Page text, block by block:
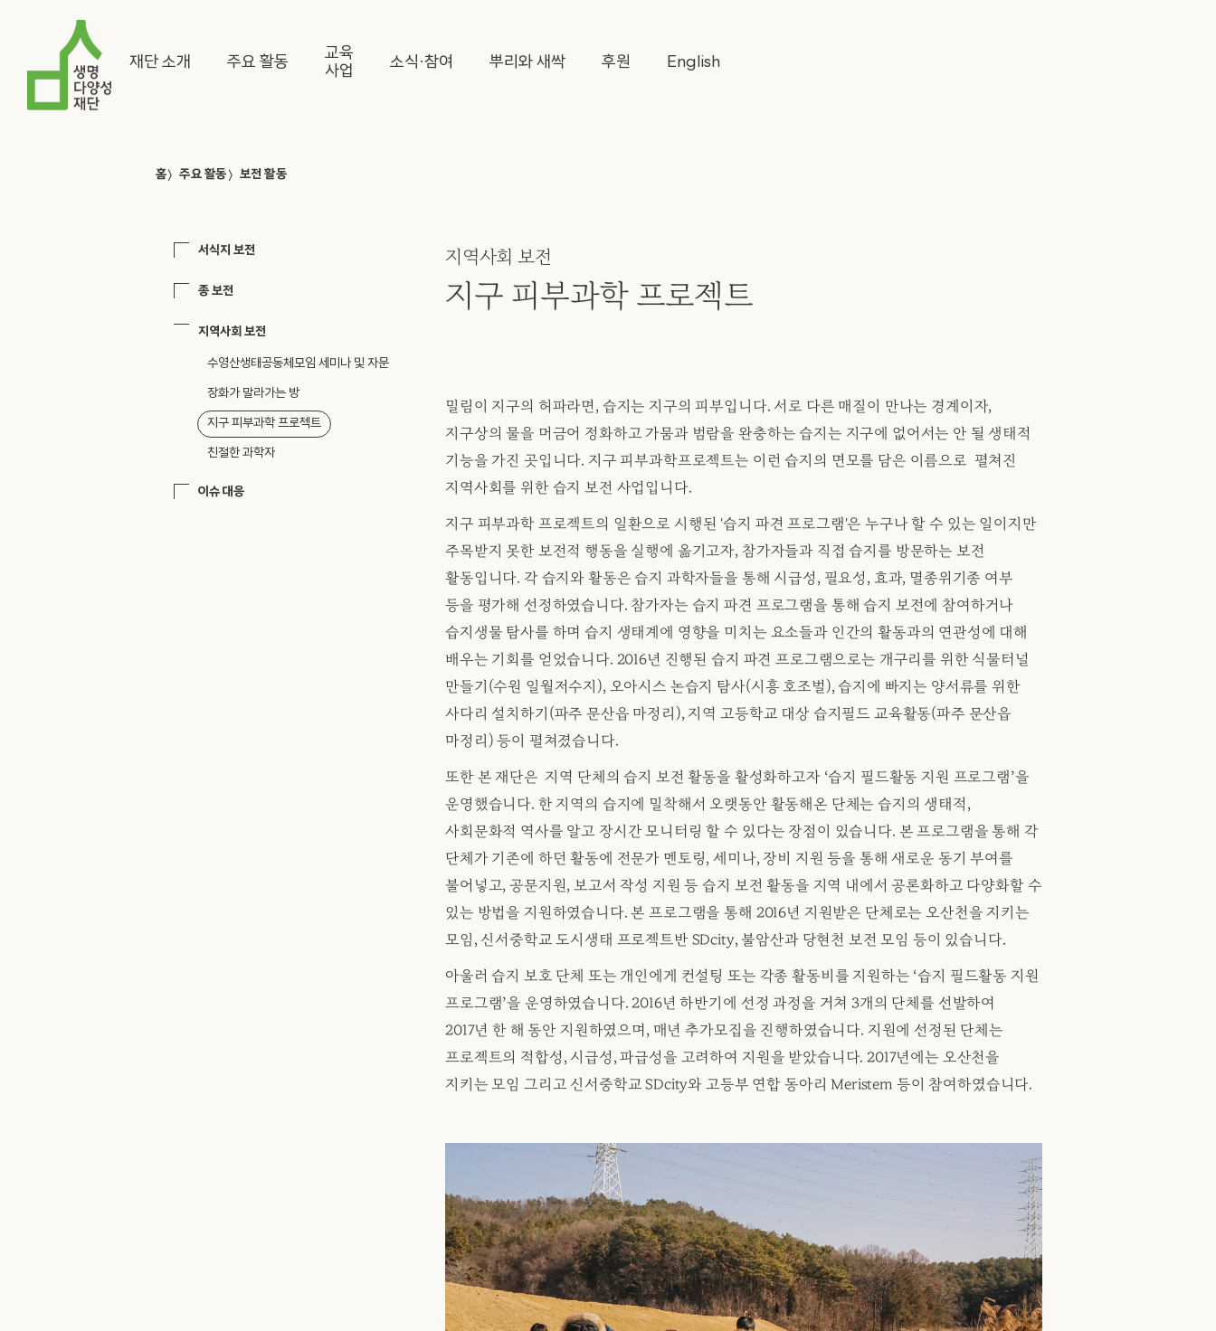
재단 소개 주요 활동
교육
사업
소식·참여 뿌리와 새싹 후원 English
홈〉주요 활동 〉 보전 활동
서식지 보전
종 보전
지역사회 보전
수영산생태공동체모임 세미나 및 자문
장화가 말라가는 방
지구 피부과학 프로젝트
친절한 과학자
이슈 대응
지역사회 보전
지구 피부과학 프로젝트
밀림이 지구의 허파라면, 습지는 지구의 피부입니다. 서로 다른 매질이 만나는 경계이자,
지구상의 물을 머금어 정화하고 가뭄과 범람을 완충하는 습지는 지구에 없어서는 안 될 생태적
기능을 가진 곳입니다. 지구 피부과학프로젝트는 이런 습지의 면모를 담은 이름으로 펼쳐진
지역사회를 위한 습지 보전 사업입니다.
지구 피부과학 프로젝트의 일환으로 시행된 '습지 파견 프로그램'은 누구나 할 수 있는 일이지만
주목받지 못한 보전적 행동을 실행에 옮기고자, 참가자들과 직접 습지를 방문하는 보전
활동입니다. 각 습지와 활동은 습지 과학자들을 통해 시급성, 필요성, 효과, 멸종위기종 여부
등을 평가해 선정하였습니다. 참가자는 습지 파견 프로그램을 통해 습지 보전에 참여하거나
습지생물 탐사를 하며 습지 생태계에 영향을 미치는 요소들과 인간의 활동과의 연관성에 대해
배우는 기회를 얻었습니다. 2016년 진행된 습지 파견 프로그램으로는 개구리를 위한 식물터널
만들기(수원 일월저수지), 오아시스 논습지 탐사(시흥 호조벌), 습지에 빠지는 양서류를 위한
사다리 설치하기(파주 문산읍 마정리), 지역 고등학교 대상 습지필드 교육활동(파주 문산읍
마정리) 등이 펼쳐졌습니다.
또한 본 재단은 지역 단체의 습지 보전 활동을 활성화하고자 ‘습지 필드활동 지원 프로그램’을
운영했습니다. 한 지역의 습지에 밀착해서 오랫동안 활동해온 단체는 습지의 생태적,
사회문화적 역사를 알고 장시간 모니터링 할 수 있다는 장점이 있습니다. 본 프로그램을 통해 각
단체가 기존에 하던 활동에 전문가 멘토링, 세미나, 장비 지원 등을 통해 새로운 동기 부여를
불어넣고, 공문지원, 보고서 작성 지원 등 습지 보전 활동을 지역 내에서 공론화하고 다양화할 수
있는 방법을 지원하였습니다. 본 프로그램을 통해 2016년 지원받은 단체로는 오산천을 지키는
모임, 신서중학교 도시생태 프로젝트반 SDcity, 불암산과 당현천 보전 모임 등이 있습니다.
아울러 습지 보호 단체 또는 개인에게 컨설팅 또는 각종 활동비를 지원하는 ‘습지 필드활동 지원
프로그램’을 운영하였습니다. 2016년 하반기에 선정 과정을 거쳐 3개의 단체를 선발하여
2017년 한 해 동안 지원하였으며, 매년 추가모집을 진행하였습니다. 지원에 선정된 단체는
프로젝트의 적합성, 시급성, 파급성을 고려하여 지원을 받았습니다. 2017년에는 오산천을
지키는 모임 그리고 신서중학교 SDcity와 고등부 연합 동아리 Meristem 등이 참여하였습니다.